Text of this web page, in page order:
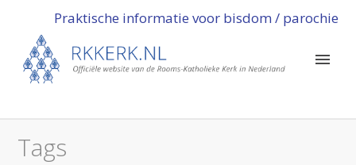
Praktische informatie voor bisdom / parochie
Tags